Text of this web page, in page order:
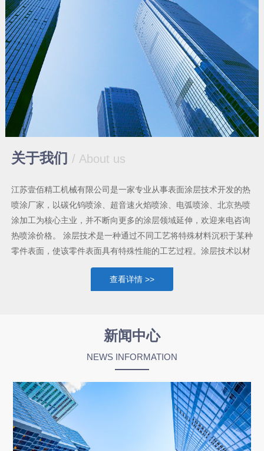
关于我们 / About us
江苏壹佰精工机械有限公司是一家专业从事表面涂层技术开发的热
喷涂厂家，以碳化钨喷涂、超音速火焰喷涂、电弧喷涂、北京热喷
涂加工为核心主业，并不断向更多的涂层领域延伸，欢迎来电咨询
热喷涂价格。 涂层技术是一种通过不同工艺将特殊材料沉积于某种
零件表面，使该零件表面具有特殊性能的工艺过程。涂层技术以材
料科学为基础，横跨机械物理、流体力学、自动化等多个学科，并
广泛应用于航空航天、发电、汽车、石油石化、半导体、水处理、
沉积、真空离子镀、微弧氧化、脉冲等离子等高科技工艺。 目前，
江苏壹佰精工主要围绕着热喷涂这项技术开展业务，产品涉及热喷
涂及冷喷涂的材料、设备、外围设...
查看详情 >>
新闻中心
NEWS INFORMATION